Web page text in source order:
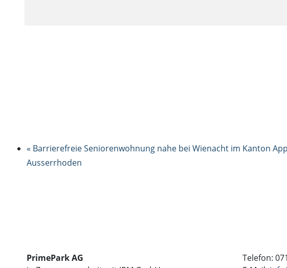
« Barrierefreie Seniorenwohnung nahe bei Wienacht im Kanton
Ausserrhoden
PrimePark AG
Telefon: